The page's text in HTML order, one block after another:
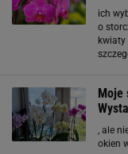
ich
o
kwiaty
Moje
, ale
okien